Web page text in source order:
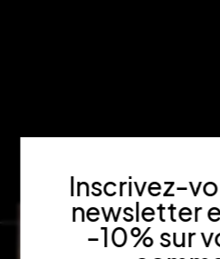
Inscrivez-
newsletter
-10% sur